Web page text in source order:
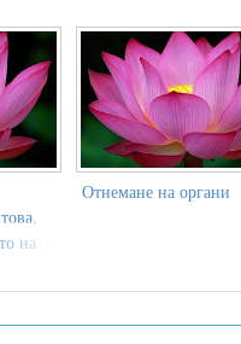
на
Отнемане на органи